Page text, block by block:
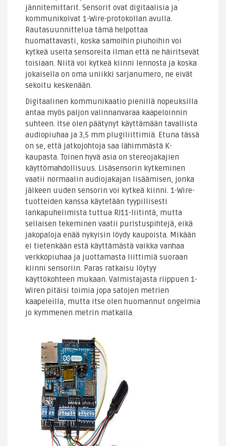
jännitemittarit. Sensorit ovat digitaalisia ja
kommunikoivat 1-Wire-protokollan avulla.
Rautasuunnittelua tämä helpottaa
huomattavasti, koska samoihin piuhoihin voi
kytkeä useita sensoreita ilman että ne häiritsevät
toisiaan. Niitä voi kytkeä kiinni lennosta ja koska
jokaisella on oma uniikki sarjanumero, ne eivät
sekoitu keskenään.
Digitaalinen kommunikaatio pienillä nopeuksilla
antaa myös paljon valinnanvaraa kaapeloinnin
suhteen. Itse olen päätynyt käyttämään tavallista
audiopiuhaa ja 3,5 mm plugiliittimiä. Etuna tässä
on se, että jatkojohtoja saa lähimmästä K-
kaupasta. Toinen hyvä asia on stereojakajien
käyttömahdollisuus. Lisäsensorin kytkeminen
vaatii normaalin audiojakajan lisäämisen, jonka
jälkeen uuden sensorin voi kytkeä kiinni. 1-Wire-
tuotteiden kanssa käytetään tyypillisesti
lankapuhelimista tuttua RJ11-liitintä, mutta
sellaisen tekeminen vaatii puristuspihtejä, eikä
jakopaloja enää nykyisin löydy kaupoista. Mikään
ei tietenkään estä käyttämästä vaikka vanhaa
verkkopiuhaa ja juottamasta liittimiä suoraan
kiinni sensoriin. Paras ratkaisu löytyy
käyttökohteen mukaan. Valmistajasta riippuen 1-
Wiren pitäisi toimia jopa satojen metrien
kaapeleilla, mutta itse olen huomannut ongelmia
jo kymmenen metrin matkalla.